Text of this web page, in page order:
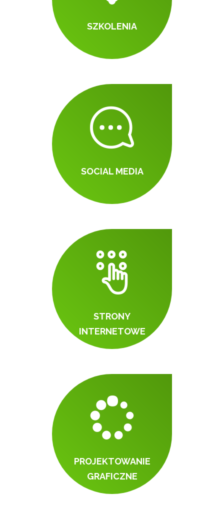
SZKOLENIA
SOCIAL MEDIA
STRONY
INTERNETOWE
PROJEKTOWANIE
GRAFICZNE